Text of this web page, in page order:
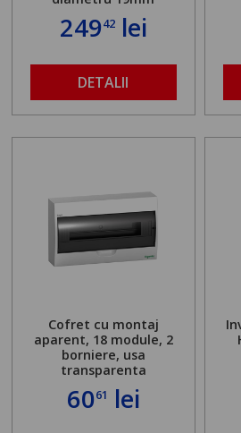
24942lei
DETALII
Cofret cu montaj
aparent, 18 module, 2
borniere, usa
transparenta
6061 lei